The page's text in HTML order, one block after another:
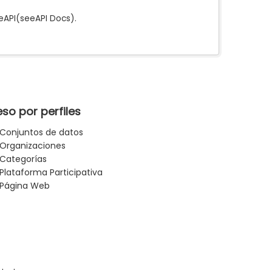
API(seeAPI Docs).
por perfiles
Conjuntos de datos
Organizaciones
Categorías
Plataforma Participativa
Página Web